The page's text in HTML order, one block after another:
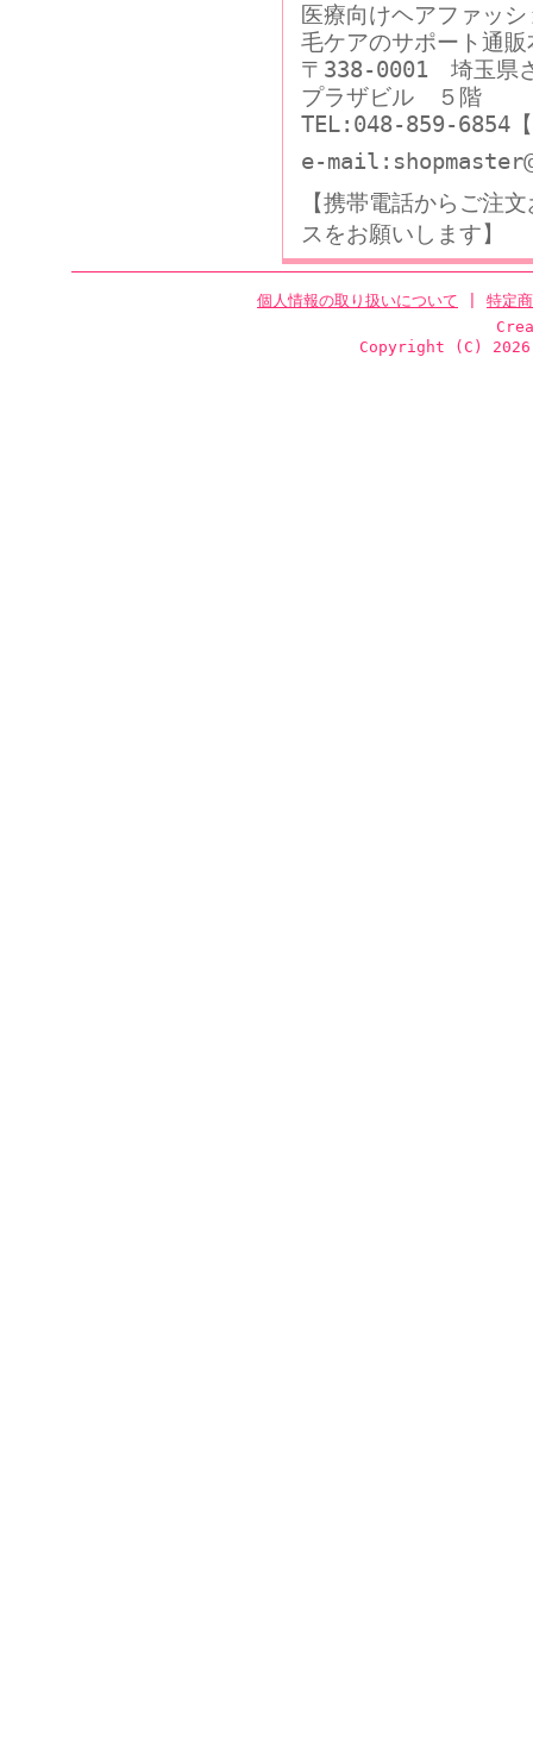
医療向けヘアファッ
毛ケアのサポート通
〒338-0001 埼玉県
プラザビル ５階
TEL:048-859-6854
e-
【携帯電話からご注
スをお願いします】
個人情報の取り扱いについて
特定
Copyright (C)